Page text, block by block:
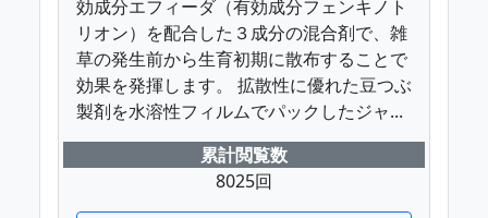
効成分エフィーダ（有効成分フェンキノト
リオン）を配合した３成分の混合剤で、雑
草の発生前から生育初期に散布することで
効果を発揮します。 拡散性に優れた豆つぶ
製剤を水溶性フィルムでパックしたジャ...
累計閲覧数
8025回